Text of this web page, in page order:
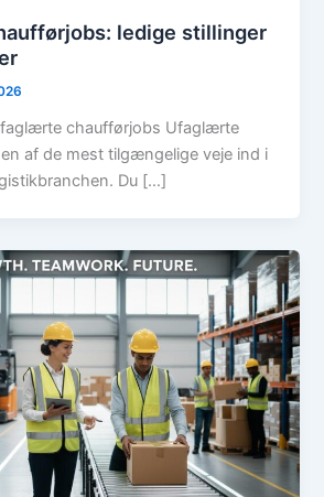
ledige stillinger
chaufførjobs Ufaglærte
af de mest tilgængelige veje ind i
Du […]